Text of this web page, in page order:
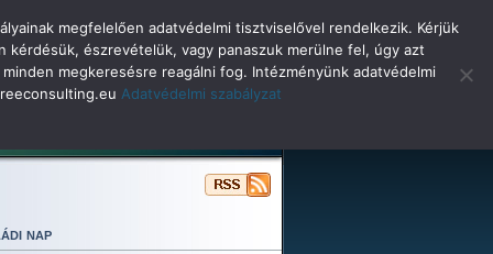
nap
megfelelően adatvédelmi tisztviselővel rendelkezik. Kérjük
kérdésük, észrevételük, vagy panaszuk merülne fel, úgy azt
megkeresésre reagálni fog. Intézményünk adatvédelmi
Adatvédelmi szabályzat